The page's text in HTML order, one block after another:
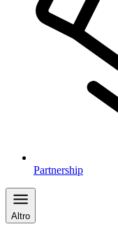
Partnership
Altro